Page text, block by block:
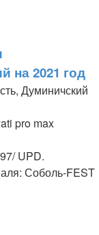
на 2021 год
Думиничский
pro max
UPD.
Соболь-FEST